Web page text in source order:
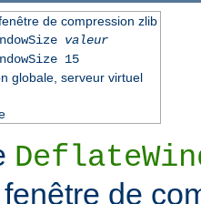
de compression zlib
valeur
15
globale, serveur virtuel
de